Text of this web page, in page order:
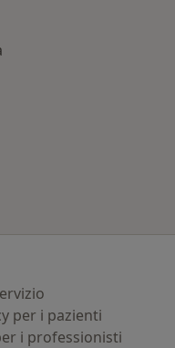
per i pazienti
i professionisti